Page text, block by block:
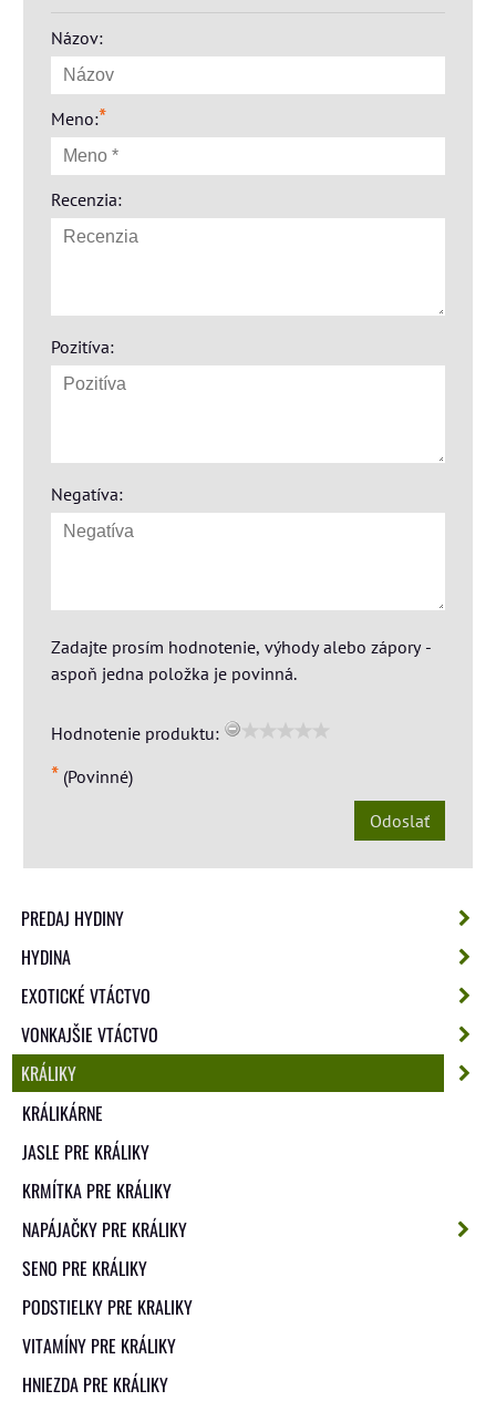
Názov:
Meno:*
Recenzia:
Pozitíva:
Negatíva:
Zadajte prosím hodnotenie, výhody alebo zápory -
aspoň jedna položka je povinná.
Hodnotenie produktu:
* (Povinné)
Odoslať
PREDAJ HYDINY
HYDINA
EXOTICKÉ VTÁCTVO
VONKAJŠIE VTÁCTVO
KRÁLIKY
KRÁLIKÁRNE
JASLE PRE KRÁLIKY
KRMÍTKA PRE KRÁLIKY
NAPÁJAČKY PRE KRÁLIKY
SENO PRE KRÁLIKY
PODSTIELKY PRE KRALIKY
VITAMÍNY PRE KRÁLIKY
HNIEZDA PRE KRÁLIKY